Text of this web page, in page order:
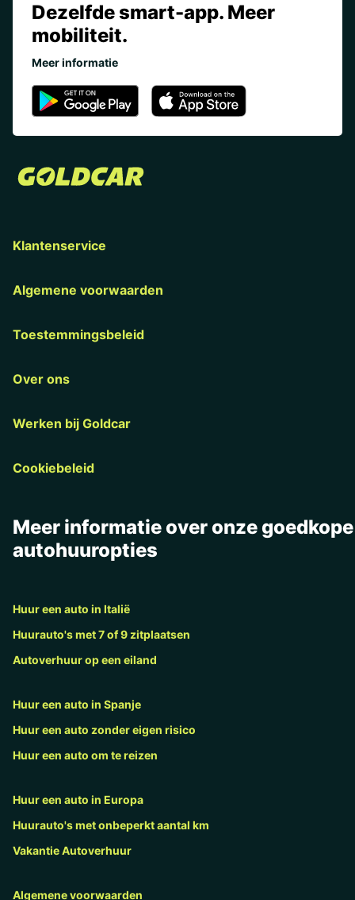
Dezelfde smart-app. Meer
mobiliteit.
Meer informatie
Klantenservice
Algemene voorwaarden
Toestemmingsbeleid
Over ons
Werken bij Goldcar
Cookiebeleid
Meer informatie over onze goedkope
autohuuropties
Huur een auto in Italië
Huurauto's met 7 of 9 zitplaatsen
Autoverhuur op een eiland
Huur een auto in Spanje
Huur een auto zonder eigen risico
Huur een auto om te reizen
Huur een auto in Europa
Huurauto's met onbeperkt aantal km
Vakantie Autoverhuur
Algemene voorwaarden